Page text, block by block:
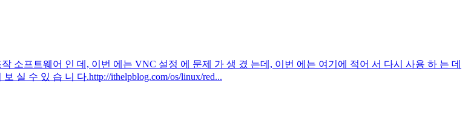
소프트웨어 인 데, 이번 에는 VNC 설정 에 문제 가 생 겼 는데, 이번 에는 여기에 적어 서 다시 사용 하 는 데
실 수 있 습 니 다.http://ithelpblog.com/os/linux/red...